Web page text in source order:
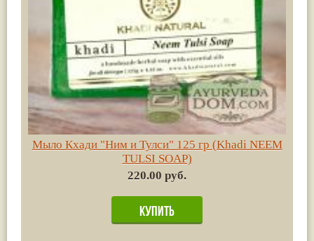
Мыло Кхади "Ним и Тулси" 125 гр (Khadi NEEM
TULSI SOAP)
220.00 руб.